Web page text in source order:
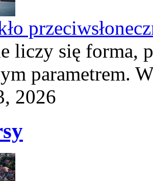
liczy się forma,
parametrem.
2026